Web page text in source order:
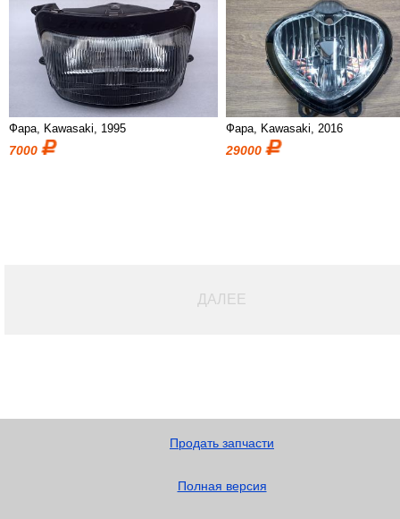
Фара, Kawasaki, 1995
7000
Фара, Kawasaki, 2016
29000
ДАЛЕЕ
Продать запчасти
Полная версия